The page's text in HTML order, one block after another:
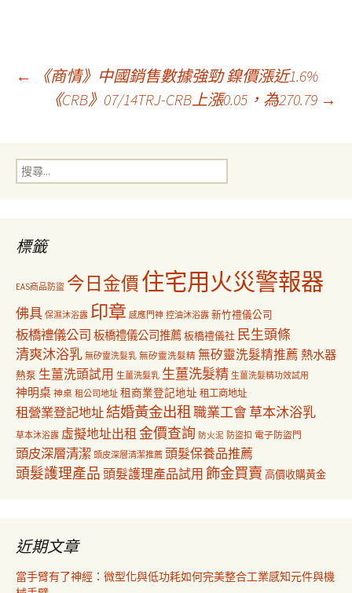
文
導
覽
←
《商情》中國銷售數據強勁 鎳價漲近1.6%
《CRB》07/14TRJ-CRB上漲0.05，為270.79 →
搜
尋
標籤
EAS商品防盜 今日金價住宅用火災警報器
佛具 保濕沐浴露 印章 感應門神 控油沐浴露 新竹禮儀公司
板橋禮儀公司 板橋禮儀公司推薦板橋禮儀社 民生頭條
清爽沐浴乳 無矽靈洗髮乳 無矽靈洗髮精 無矽靈洗髮精推薦 熱水器
熱泵 生薑洗頭試用 生薑洗髮乳 生薑洗髮精 生薑洗髮精功效試用
神明桌 神桌 租公司地址 租商業登記地址 租工商地址
租營業登記地址結婚黃金出租職業工會草本沐浴乳
草本沐浴露 虛擬地址出租 金價查詢 防火泥 防盜扣 電子防盜門
頭皮深層清潔 頭皮深層清潔推薦 頭髮保養品推薦
頭髮護理產品 頭髮護理產品試用 飾金買賣 高價收購黃金
近期文章
當手臂有了神經：微型化與低功耗如何完美整合工業感知元件與機